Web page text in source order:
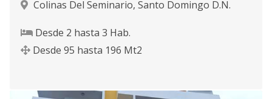
Colinas Del Seminario, Santo Domingo D.N.
Desde 2 hasta 3 Hab.
Desde 95 hasta 196 Mt2